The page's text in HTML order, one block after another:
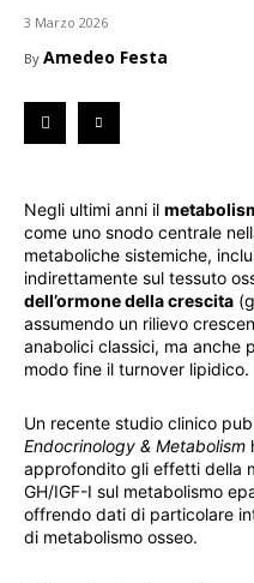
3 Marzo 2026
By Amedeo Festa
Negli ultimi anni il
come uno snodo centrale
metaboliche sistemiche,
indirettamente sul tessuto
dell’ormone della crescita
assumendo un rilievo
anabolici classici, ma anche
modo fine il turnover lipidico.
Un recente studio clinico
Endocrinology & Metabolism
approfondito gli effetti della
GH/IGF-I sul metabolismo
offrendo dati di particolare
di metabolismo osseo.